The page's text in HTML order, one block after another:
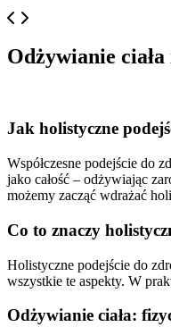
Odżywianie ciała
Jak holistyczne
Współczesne podejście do
jako całość – odżywiając
możemy zacząć wdrażać
Co to znaczy
Holistyczne podejście do
wszystkie te aspekty. W
Odżywianie ciała: